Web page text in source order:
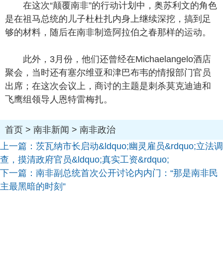
在这次“颠覆南非”的行动计划中，奥苏利文的角色
是在祖马总统的儿子杜杜扎内身上继续深挖，搞到足
够的材料，随后在南非制造阿拉伯之春那样的运动。
此外，3月份，他们还曾经在Michaelangelo酒店
聚会，当时还有塞尔维亚和津巴布韦的情报部门官员
出席；在这次会议上，商讨的主题是刺杀莫克迪迪和
飞鹰组领导人恩特雷梅扎。
首页 > 南非新闻 > 南非政治
上一篇： 茨瓦纳市长启动&ldquo;幽灵雇员&rdquo;立法调
查，摸清政府官员&ldquo;真实工资&rdquo;
下一篇： 南非副总统首次公开讨论内内门：“那是南非民
主最黑暗的时刻”